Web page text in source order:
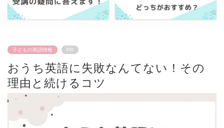
子どもの英語情報 PR
おうち英語に失敗なんてない！その
理由と続けるコツ